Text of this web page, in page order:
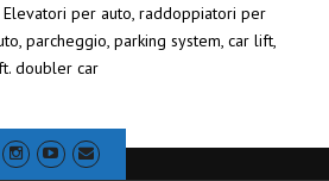
per auto, raddoppiatori per
parcheggio, parking system, car lift,
doubler car